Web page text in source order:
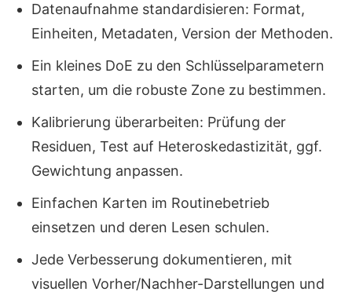
Datenaufnahme standardisieren: Format,
Einheiten, Metadaten, Version der Methoden.
Ein kleines DoE zu den Schlüsselparametern
starten, um die robuste Zone zu bestimmen.
Kalibrierung überarbeiten: Prüfung der
Residuen, Test auf Heteroskedastizität, ggf.
Gewichtung anpassen.
Einfachen Karten im Routinebetrieb
einsetzen und deren Lesen schulen.
Jede Verbesserung dokumentieren, mit
visuellen Vorher/Nachher-Darstellungen und